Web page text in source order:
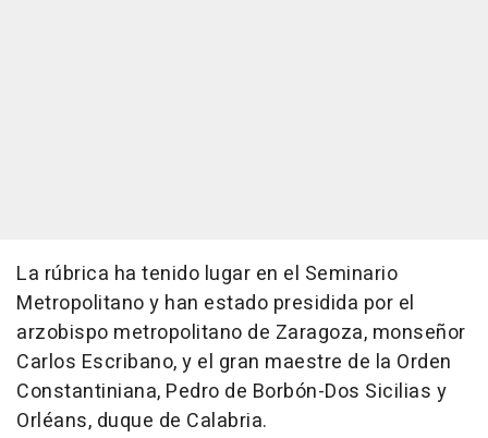
La rúbrica ha tenido lugar en el Seminario
Metropolitano y han estado presidida por el
arzobispo metropolitano de Zaragoza, monseñor
Carlos Escribano, y el gran maestre de la Orden
Constantiniana, Pedro de Borbón-Dos Sicilias y
Orléans, duque de Calabria.